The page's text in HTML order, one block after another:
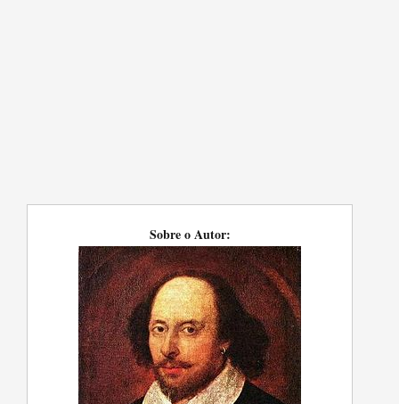
Sobre o Autor: